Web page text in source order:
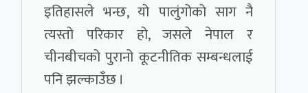
इतिहासले भन्छ, यो पालुंगोको साग नै
त्यस्तो परिकार हो, जसले नेपाल र
चीनबीचको पुरानो कूटनीतिक सम्बन्धलाई
पनि झल्काउँछ ।